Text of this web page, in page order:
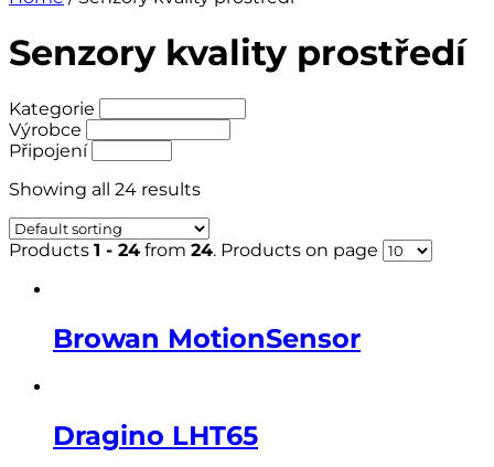
Senzory kvality prostředí
Kategorie
Výrobce
Připojení
Showing all 24 results
Products 1 - 24 from 24. Products on page
Browan MotionSensor
Dragino LHT65